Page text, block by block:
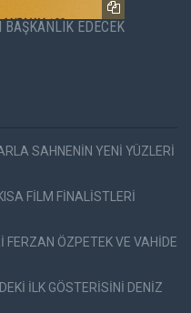
EDECEK
SAHNENİN YENİ YÜZLERİ
FİLM FİNALİSTLERİ
FERZAN ÖZPETEK VE VAHİDE
İLK GÖSTERİSİNİ DENİZ